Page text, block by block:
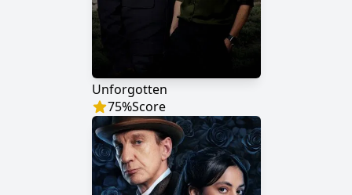
Unforgotten
75%Score